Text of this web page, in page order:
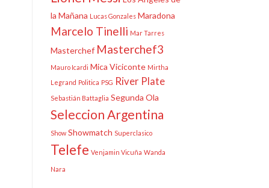
la Mañana Lucas Gonzales Maradona
Marcelo Tinelli Mar Tarres
Masterchef Masterchef3
Mauro Icardi Mica Viciconte Mirtha
Legrand Politica PSG River Plate
Sebastián Battaglia Segunda Ola
Seleccion Argentina
Show Showmatch Superclasico
Telefe Venjamin Vicuña Wanda
Nara